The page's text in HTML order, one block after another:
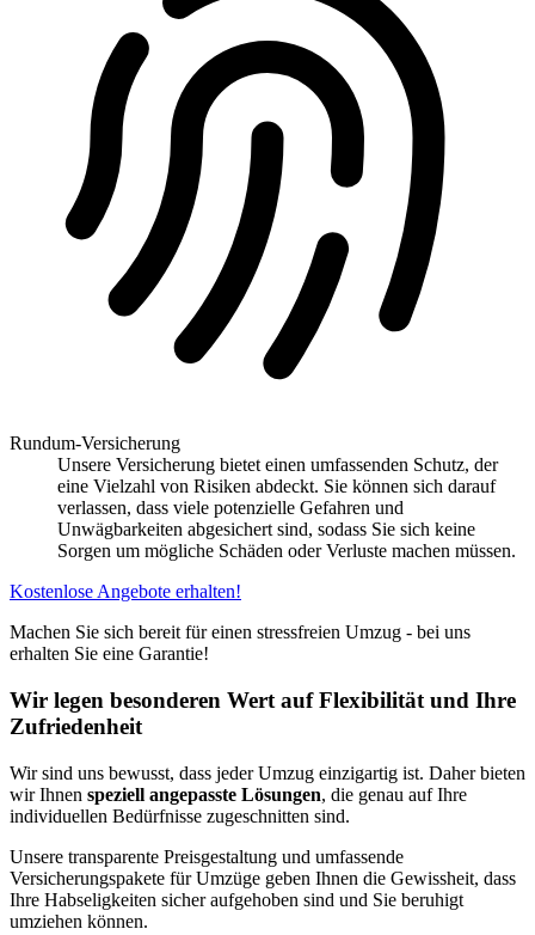
Rundum-Versicherung
Unsere Versicherung bietet einen umfassenden Schutz, der
eine Vielzahl von Risiken abdeckt. Sie können sich darauf
verlassen, dass viele potenzielle Gefahren und
Unwägbarkeiten abgesichert sind, sodass Sie sich keine
Sorgen um mögliche Schäden oder Verluste machen müssen.
Kostenlose Angebote erhalten!
Machen Sie sich bereit für einen stressfreien Umzug - bei uns
erhalten Sie eine Garantie!
Wir legen besonderen Wert auf Flexibilität und Ihre
Zufriedenheit
Wir sind uns bewusst, dass jeder Umzug einzigartig ist. Daher bieten
wir Ihnen speziell angepasste Lösungen, die genau auf Ihre
individuellen Bedürfnisse zugeschnitten sind.
Unsere transparente Preisgestaltung und umfassende
Versicherungspakete für Umzüge geben Ihnen die Gewissheit, dass
Ihre Habseligkeiten sicher aufgehoben sind und Sie beruhigt
umziehen können.